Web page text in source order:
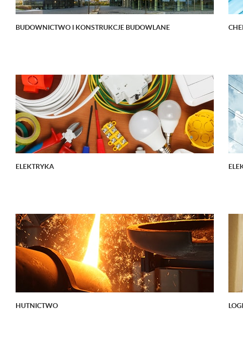
BUDOWNICTWO I KONSTRUKCJE BUDOWLANE
ELEKTRYKA
HUTNICTWO